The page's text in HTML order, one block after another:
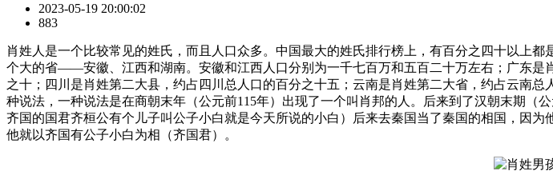
2023-05-19 20:00:02
883
肖姓人是一个比较常见的姓氏，而且人口众多。中国最大的姓氏排行榜上，有百分之四十以上
个大的省——安徽、江西和湖南。安徽和江西人口分别为一千七百万和五百二十万左右；广东
之十；四川是肖姓第二大县，约占四川总人口的百分之十五；云南是肖姓第二大省，约占云南
种说法，一种说法是在商朝末年（公元前115年）出现了一个叫肖邦的人。后来到了汉朝末期（
齐国的国君齐桓公有个儿子叫公子小白就是今天所说的小白）后来去秦国当了秦国的相国，因
他就以齐国有公子小白为相（齐国君）。